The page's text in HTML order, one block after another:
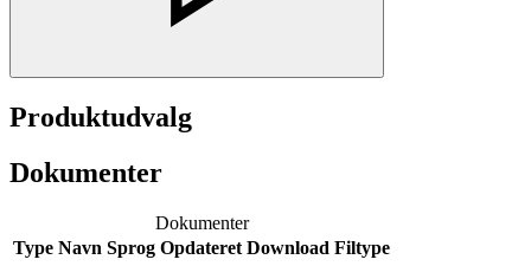
Produktudvalg
Dokumenter
Dokumenter
Type Navn Sprog Opdateret Download Filtype